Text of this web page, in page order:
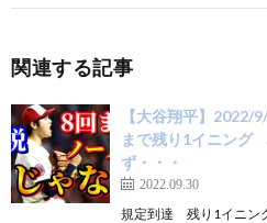
関連する記事
【大谷翔平】
まで残り1イニング
ず・・・
2022.09.30
規定到達 残り1イニン